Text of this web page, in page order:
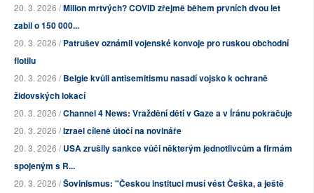
20. 3. 2026 /Milion mrtvých? COVID zřejmě během prvních dvou let
zabil o 150 000...
20. 3. 2026 /Patrušev oznámil vojenské konvoje pro ruskou obchodní
flotilu
20. 3. 2026 /Belgie kvůli antisemitismu nasadí vojsko k ochraně
židovských lokací
20. 3. 2026 /Channel 4 News: Vraždění dětí v Gaze a v Íránu pokračuje
20. 3. 2026 /Izrael cíleně útočí na novináře
20. 3. 2026 /USA zrušily sankce vůči některým jednotlivcům a firmám
spojeným s R...
20. 3. 2026 /Šovinismus: "Českou instituci musí vést Češka, a ještě